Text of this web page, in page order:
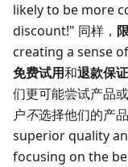
likely to be more
discount!" 同样，
creating a sense
免费试用和退款保证
们更可能尝试产品
户不选择他们的产
superior quality
focusing on the